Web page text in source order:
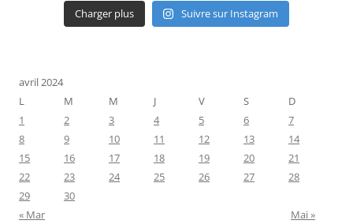
Charger plus Suivre sur Instagram
avril 2024
L
M M J V S
D
1
2 3 4 5 6
7
8
9 10 11 12 13
14
15
16 17 18 19 20
21
22
23 24 25 26 27
28
29
30
« Mar
Mai »